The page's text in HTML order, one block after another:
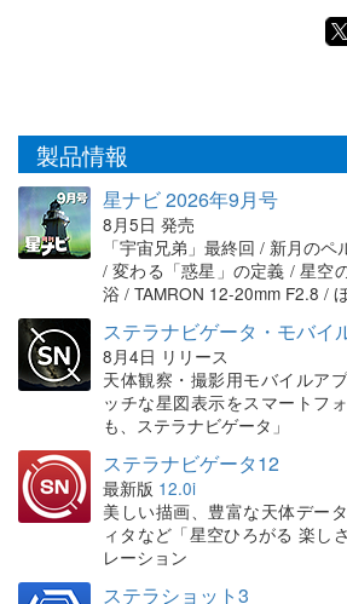
製品情報
星ナビ 2026年9月号
8月5日 発売
「宇宙兄弟」最終回 / 新月の
/ 変わる「惑星」の定義 / 星空
浴 / TAMRON 12-20mm F2.8 /
ステラナビゲータ・モバイ
8月4日 リリース
天体観察・撮影用モバイルア
ッチな星図表示をスマートフ
も、ステラナビゲータ」
ステラナビゲータ12
最新版 12.0i
美しい描画、豊富な天体デー
ィタなど「星空ひろがる 楽し
レーション
ステラショット3